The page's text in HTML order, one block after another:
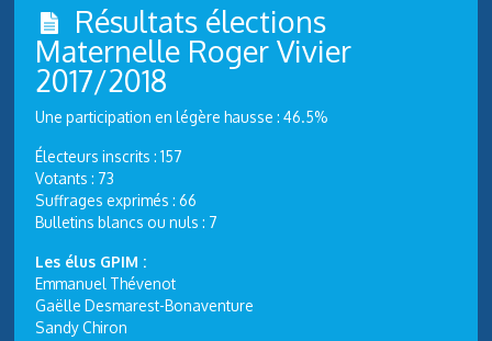
Résultats élections
Maternelle Roger Vivier
2017/2018
Une participation en légère hausse : 46.5%
Électeurs inscrits : 157
Votants : 73
Suffrages exprimés : 66
Bulletins blancs ou nuls : 7
Les élus GPIM :
Emmanuel Thévenot
Gaëlle Desmarest-Bonaventure
Sandy Chiron